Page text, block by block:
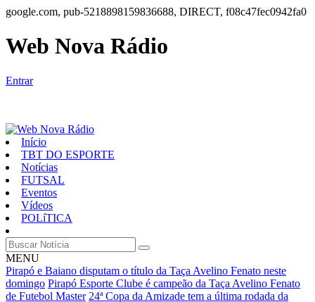
google.com, pub-5218898159836688, DIRECT, f08c47fec0942fa0
Web Nova Rádio
Entrar
Início
TBT DO ESPORTE
Notícias
FUTSAL
Eventos
Vídeos
POLíTICA
MENU
Pirapó e Baiano disputam o título da Taça Avelino Fenato neste
domingo Pirapó Esporte Clube é campeão da Taça Avelino Fenato
de Futebol Master 24ª Copa da Amizade tem a última rodada da